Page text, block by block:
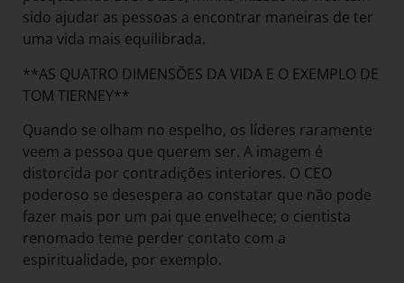
sido ajudar as pessoas a encontrar maneiras de ter
uma vida mais equilibrada.
**AS QUATRO DIMENSÕES DA VIDA E O EXEMPLO DE
TOM TIERNEY**
Quando se olham no espelho, os líderes raramente
veem a pessoa que querem ser. A imagem é
distorcida por contradições interiores. O CEO
poderoso se desespera ao constatar que não pode
fazer mais por um pai que envelhece; o cientista
renomado teme perder contato com a
espiritualidade, por exemplo.